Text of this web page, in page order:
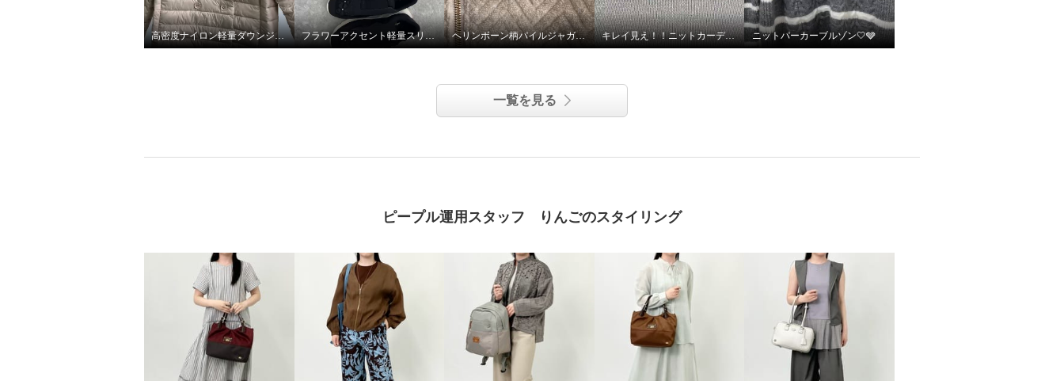
ルクオーレ きれい見え 総針編
ボタンアクセント ニットカー
ディガン
ライトグレー Ｓ
高密度ナイロン軽量ダウンジャケット フラワーアクセント軽量スリッポンシューズ ヘリンボーン柄パイルジャガードジャケット キレイ見え！！ニットカーディガン ニットパーカーブルゾン🤍🩶
一覧を見る
ピープル運用スタッフ りんごのスタイリング